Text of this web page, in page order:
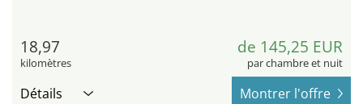
18,97
kilomètres
de 145,25 EUR
par chambre et nuit
Détails Montrer l'offre